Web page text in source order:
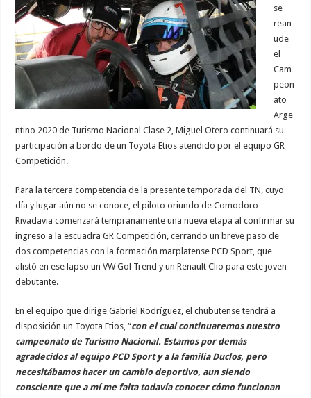
se
rean
ude
el
Cam
peon
ato
Arge
ntino 2020 de Turismo Nacional Clase 2, Miguel Otero continuará su
participación a bordo de un Toyota Etios atendido por el equipo GR
Competición.
Para la tercera competencia de la presente temporada del TN, cuyo
día y lugar aún no se conoce, el piloto oriundo de Comodoro
Rivadavia comenzará tempranamente una nueva etapa al confirmar su
ingreso a la escuadra GR Competición, cerrando un breve paso de
dos competencias con la formación marplatense PCD Sport, que
alistó en ese lapso un VW Gol Trend y un Renault Clio para este joven
debutante.
En el equipo que dirige Gabriel Rodríguez, el chubutense tendrá a
disposición un Toyota Etios, “con el cual continuaremos nuestro
campeonato de Turismo Nacional. Estamos por demás
agradecidos al equipo PCD Sport y a la familia Duclos, pero
necesitábamos hacer un cambio deportivo, aun siendo
consciente que a mí me falta todavía conocer cómo funcionan